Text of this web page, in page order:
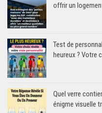
offrir un
Test de
heureux ? Votre
Quel verre
énigme visuelle